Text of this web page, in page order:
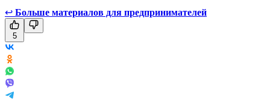
↩ Больше материалов для предпринимателей
5